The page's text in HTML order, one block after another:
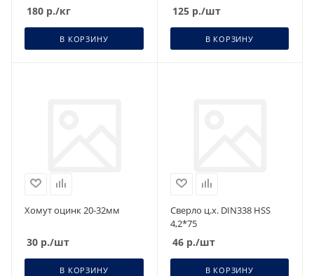
180 р./кг
В КОРЗИНУ
125р./шт
В КОРЗИНУ
Хомут оцинк 20-32мм
30 р./шт
В КОРЗИНУ
Сверло ц.х. DIN338 НSS
4,2*75
46р./шт
В КОРЗИНУ